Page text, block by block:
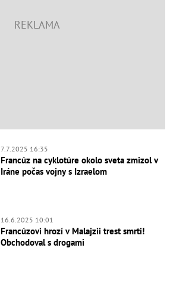
7.7.2025 16:35
Francúz na cyklotúre okolo sveta zmizol v
Iráne počas vojny s Izraelom
16.6.2025 10:01
Francúzovi hrozí v Malajzii trest smrti!
Obchodoval s drogami